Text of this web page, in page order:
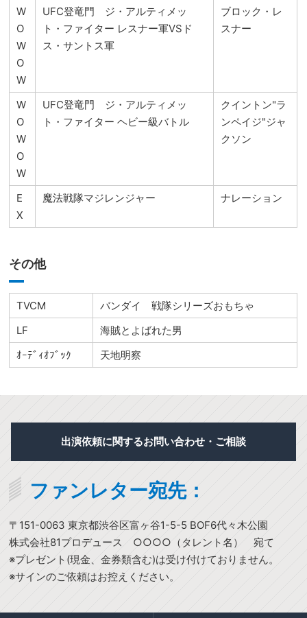
W
O
W
O
W
UFC登竜門 ジ・アルティメッ
ト・ファイター レスナー軍VSド
ス・サントス軍
ブロック・レ
スナー
W
O
W
O
W
UFC登竜門 ジ・アルティメッ
ト・ファイター ヘビー級バトル
クイントン"ラ
ンペイジ"ジャ
クソン
E
X
魔法戦隊マジレンジャー ナレーション
その他
TVCM
バンダイ 戦隊シリーズおもちゃ
LF
海賊とよばれた男
ｵｰﾃﾞｨｵﾌﾞｯｸ
天地明察
出演依頼に関するお問い合わせ・ご相談
ファンレター宛先：
〒151-0063 東京都渋谷区富ヶ谷1-5-5 BOF6代々木公園
株式会社81プロデュース ○○○○（タレント名） 宛て
※プレゼント(現金、金券類含む)は受け付けておりません。
※サインのご依頼はお控えください。